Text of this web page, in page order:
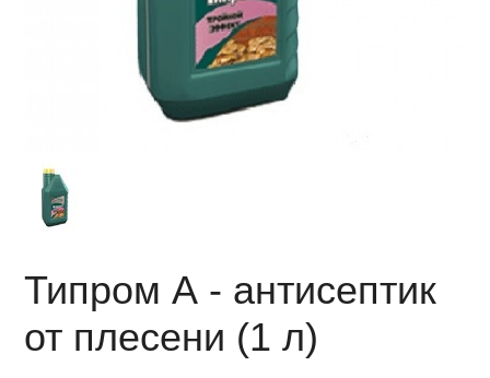
Типром А - антисептик
от плесени (1 л)